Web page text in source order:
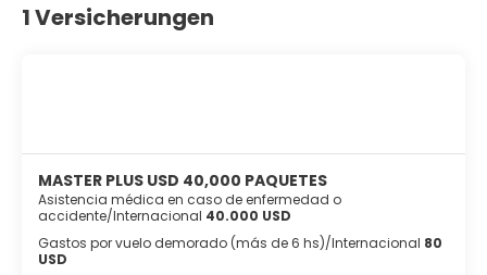
1 Versicherungen
MASTER PLUS USD 40,000 PAQUETES
Asistencia médica en caso de enfermedad o
accidente/Internacional 40.000 USD
Gastos por vuelo demorado (más de 6 hs)/Internacional 80
USD